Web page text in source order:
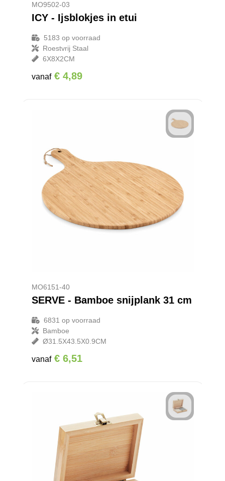
MO9502-03
ICY - Ijsblokjes in etui
5183 op voorraad
Roestvrij Staal
6X8X2CM
vanaf € 4,89
MO6151-40
SERVE - Bamboe snijplank 31 cm
6831 op voorraad
Bamboe
Ø31.5X43.5X0.9CM
vanaf € 6,51